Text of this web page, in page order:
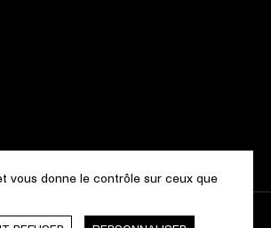
vous donne le contrôle sur ceux que